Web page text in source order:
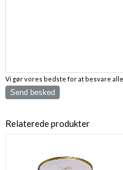
Vi gør vores bedste for at besvare
Send besked
Relaterede produkter